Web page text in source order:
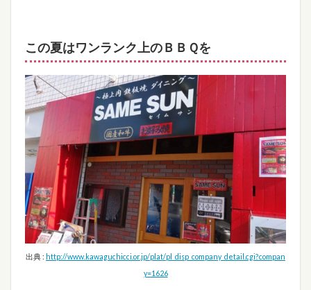
この夏はワンランク上のＢＢＱを
出典 : http://www.kawaguchicci.or.jp/plat/pl_disp_company_detail.cgi?compan
y=1626